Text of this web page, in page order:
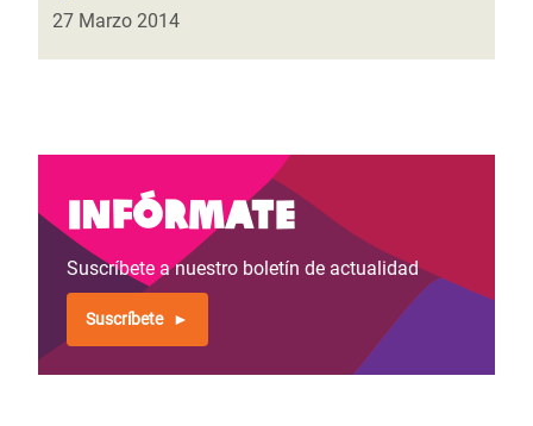
la
27 Marzo 2014
Infórmate
Suscríbete a nuestro boletín de actualidad
Suscríbete